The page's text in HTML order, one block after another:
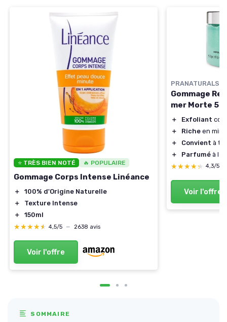
⭐ TRÈS BIEN NOTÉ 🔥 POPULAIRE
Gommage Corps Intense Linéance
＋
100% d'Origine Naturelle
＋
Texture Intense
＋
150ml
★★★★★
★★★★★ 4,5/5 — 2638 avis
Voir l'offre
PRANATURALS
Gommage
mer Morte
＋ Exfoliant
＋
Riche en
＋
Convient à
＋
Parfumé à la
★★★★★
★★★★★ 4,3/5
Voir l'offre
SOMMAIRE